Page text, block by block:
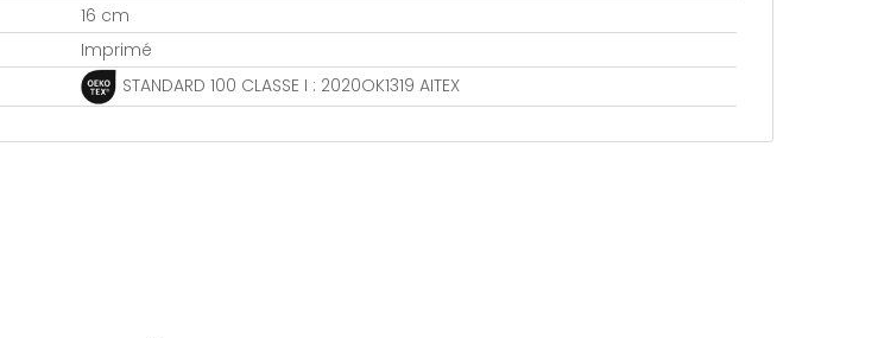
16 cm
Imprimé
STANDARD 100 CLASSE I : 2020OK1319 AITEX